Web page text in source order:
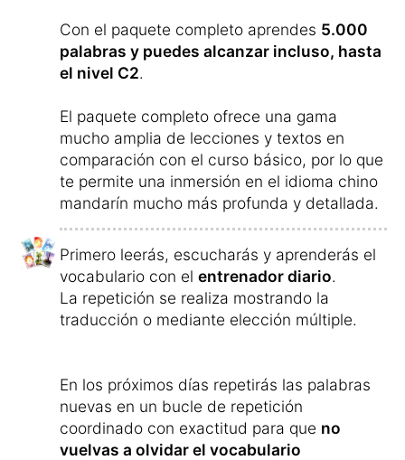
Con el paquete completo aprendes 5.000
palabras y puedes alcanzar incluso, hasta
el nivel C2.
El paquete completo ofrece una gama
mucho amplia de lecciones y textos en
comparación con el curso básico, por lo que
te permite una inmersión en el idioma chino
mandarín mucho más profunda y detallada.
Primero leerás, escucharás y aprenderás el
vocabulario con el entrenador diario.
La repetición se realiza mostrando la
traducción o mediante elección múltiple.
En los próximos días repetirás las palabras
nuevas en un bucle de repetición
coordinado con exactitud para que no
vuelvas a olvidar el vocabulario